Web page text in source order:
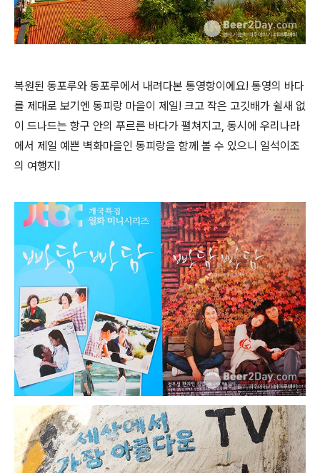
복원된 동포루와 동포루에서 내려다본 통영항이에요! 통영의 바다
를 제대로 보기엔 동피랑 마을이 제일! 크고 작은 고깃배가 쉴새 없
이 드나드는 항구 안의 푸르른 바다가 펼쳐지고, 동시에 우리나라
에서 제일 예쁜 벽화마을인 동피랑을 함께 볼 수 있으니 일석이조
의 여행지!